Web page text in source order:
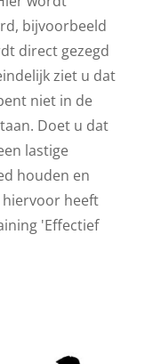
bijvoorbeeld
direct gezegd
ziet u dat
niet in de
Doet u dat
lastige
houden en
hiervoor heeft
'Effectief